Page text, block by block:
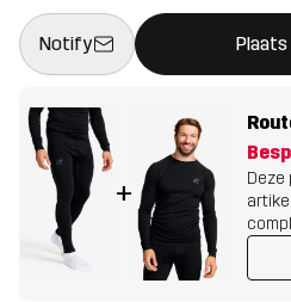
Notify
Deze knop opent een modal
{{size}} niet beschikbaar
+
Deze